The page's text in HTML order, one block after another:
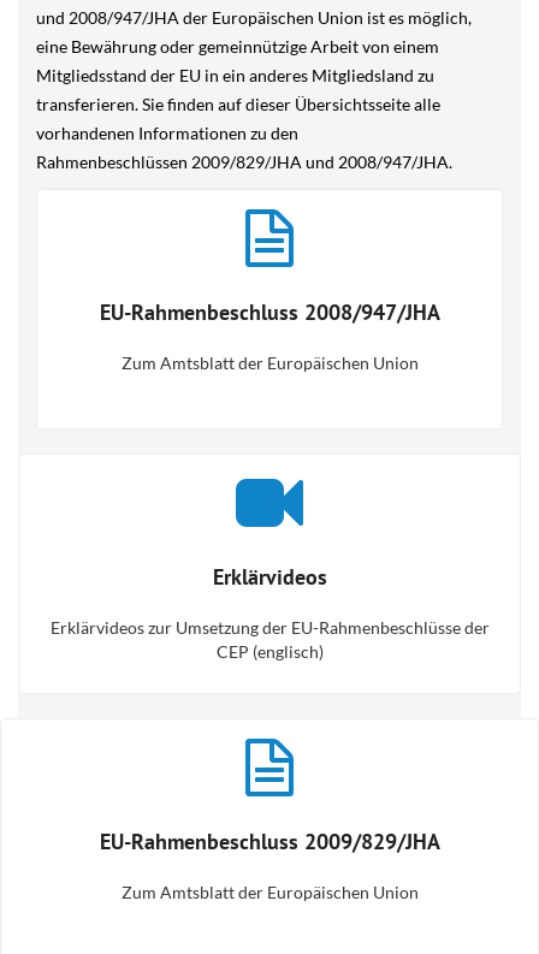
und 2008/947/JHA der Europäischen Union ist es möglich,
eine Bewährung oder gemeinnützige Arbeit von einem
Mitgliedsstand der EU in ein anderes Mitgliedsland zu
transferieren. Sie finden auf dieser Übersichtsseite alle
vorhandenen Informationen zu den
Rahmenbeschlüssen 2009/829/JHA und 2008/947/JHA.
EU-Rahmenbeschluss 2008/947/JHA
Zum Amtsblatt der Europäischen Union
Erklärvideos
Erklärvideos zur Umsetzung der EU-Rahmenbeschlüsse der
CEP (englisch)
EU-Rahmenbeschluss 2009/829/JHA
Zum Amtsblatt der Europäischen Union